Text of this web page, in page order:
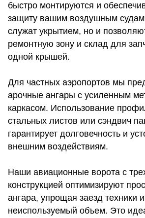
быстро монтируются и
защиту вашим воздушным
служат укрытием, но и
ремонтную зону и склад для
одной крышей.
Для частных аэропортов мы
арочные ангары с усиленным
каркасом. Использование
стальных листов или сэндвич
гарантирует долговечность и
внешним воздействиям.
Наши авиационные ворота с
конструкцией оптимизируют
ангара, упрощая заезд техники
неиспользуемый объем. Это